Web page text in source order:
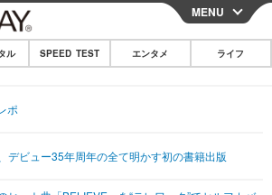
CLOSE
MENU
ル SPEED TEST エンタメ ライフ
ポ
デビュー35年周年の全て明かす初の書籍出版